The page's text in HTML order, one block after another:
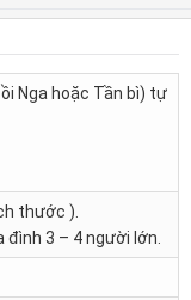
Nga hoặc Tần bì) tự
thước ).
đình 3 – 4 người lớn.